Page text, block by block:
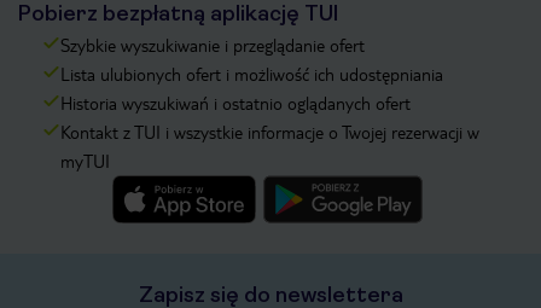
Pobierz bezpłatną aplikację TUI
Szybkie wyszukiwanie i przeglądanie ofert
Lista ulubionych ofert i możliwość ich udostępniania
Historia wyszukiwań i ostatnio oglądanych ofert
Kontakt z TUI i wszystkie informacje o Twojej rezerwacji w
myTUI
Zapisz się do newslettera